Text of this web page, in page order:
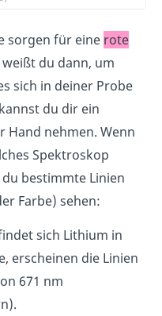
sorgen für eine rote
du dann, um
sich in deiner Probe
du dir ein
Hand nehmen. Wenn
Spektroskop
bestimmte Linien
Farbe) sehen:
sich Lithium in
erscheinen die Linien
671 nm